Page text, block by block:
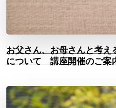
お父さん、お母さんと考
について 講座開催のご案